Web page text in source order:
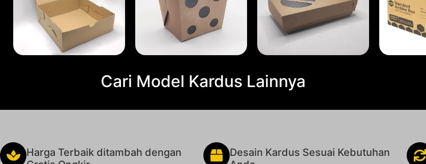
Cari Model Kardus Lainnya
Harga Terbaik ditambah dengan
Desain Kardus Sesuai Kebutuhan